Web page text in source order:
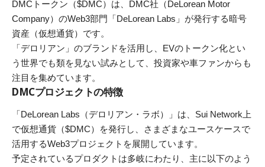
DMCトークン（$DMC）は、DMC社（DeLorean Motor
Company）のWeb3部門「DeLorean Labs」が発行する暗号
資産（仮想通貨）です。
「デロリアン」のブランドを活用し、EVのトークン化とい
う世界でも類を見ない試みとして、投資家や車ファンからも
注目を集めています。
DMCプロジェクトの特徴
「DeLorean Labs（デロリアン・ラボ）」は、Sui Network上
で仮想通貨（$DMC）を発行し、さまざまなユースケースで
活用するWeb3プロジェクトを展開しています。
予定されているプロダクトは多岐にわたり、主に以下のよう